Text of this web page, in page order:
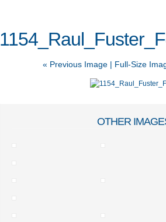
« Previous Image | Full-Size
OTHER